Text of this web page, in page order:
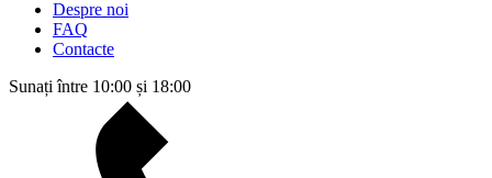
Despre noi
FAQ
Contacte
Sunați între 10:00 și 18:00